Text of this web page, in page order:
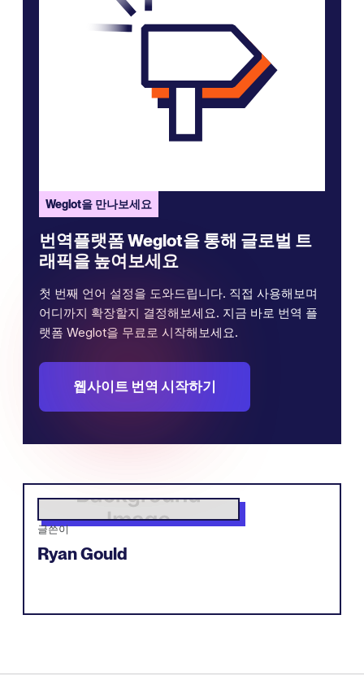
Weglot을 만나보세요
번역플랫폼 Weglot을 통해 글로벌 트
래픽을 높여보세요
첫 번째 언어 설정을 도와드립니다. 직접 사용해보며
어디까지 확장할지 결정해보세요. 지금 바로 번역 플
랫폼 Weglot을 무료로 시작해보세요.
웹사이트 번역 시작하기
글쓴이
Ryan Gould